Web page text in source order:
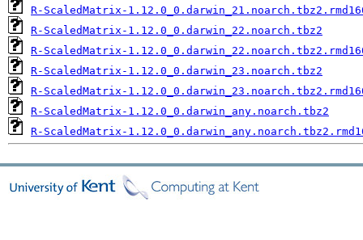
R-ScaledMatrix-
R-ScaledMatrix-1.12.0_0.darwin_22.noarch.tbz2
R-ScaledMatrix-
R-ScaledMatrix-1.12.0_0.darwin_23.noarch.tbz2
R-ScaledMatrix-
R-ScaledMatrix-1.12.0_0.darwin_any.noarch.tbz2
R-ScaledMatrix-